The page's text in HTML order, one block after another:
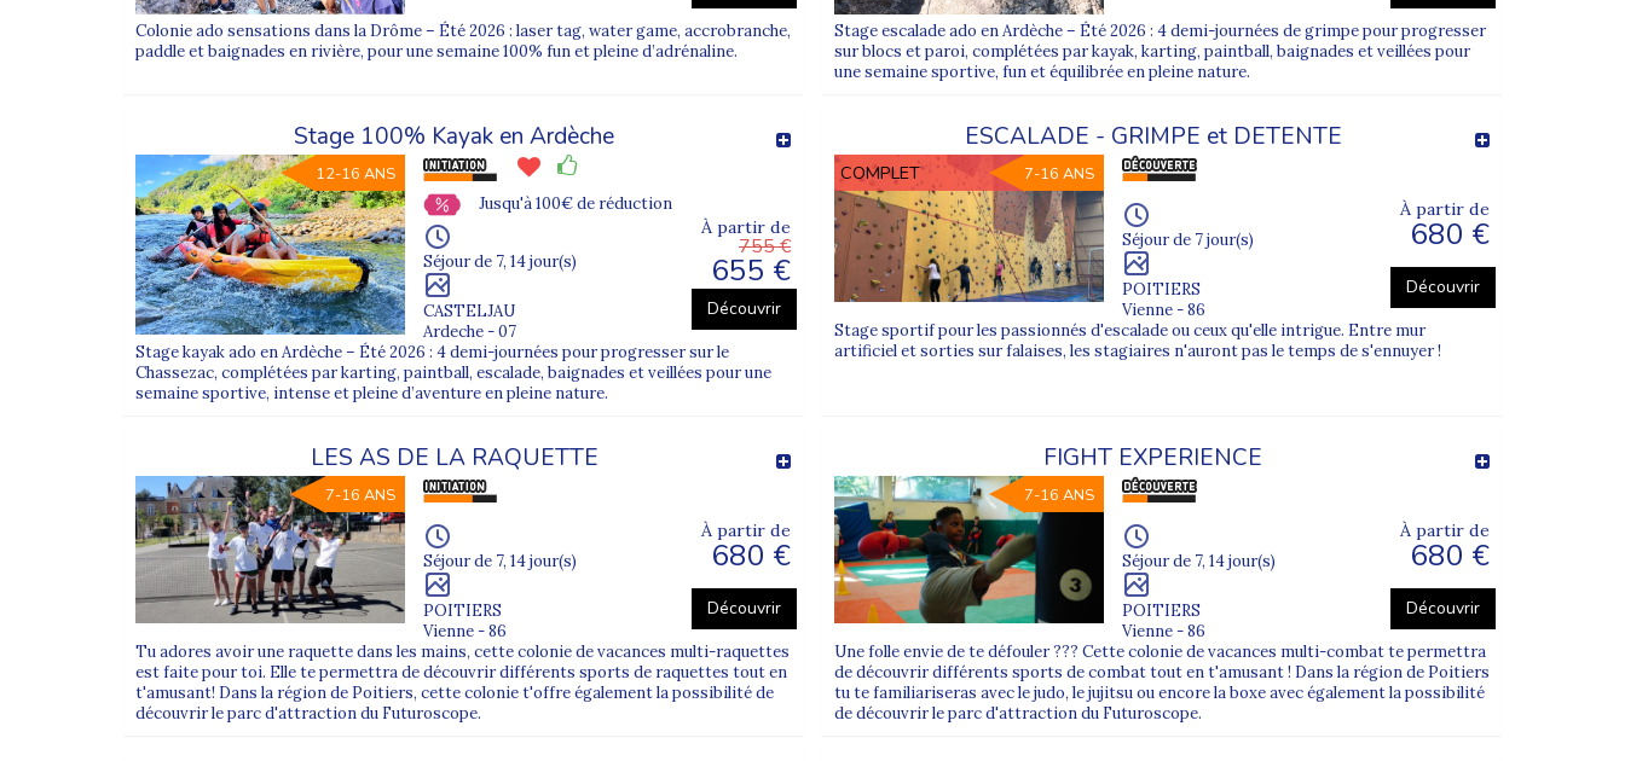
Des colonies adaptées à chaque âge
Les besoins d’un adolescent évoluent vite. Nos séjours sont organisés par tranches d’âge pour garantir cohésion de groupe et activités adaptées :
Colonie 17 ans
Des séjours toute l’année
Les colonies de vacances ados sont proposées à chaque période de vacances scolaires :
Été : sports outdoor, mer et sensations fortes
Hiver : sports de glisse et séjours montagne
Printemps / Toussaint : séjours courts et nouveaux horizons
Pour un séjour plus économique, consultez notre offre de colonies de vacances ado pas cher.
Encadrement et sécurité
Les équipes Supernova Juniors sont composées d’animateurs diplômés et expérimentés, formés à la gestion de groupes d’adolescents. Chaque séjour suit un protocole
strict pour assurer sécurité et bien-être.
La vigilance sur les activités à risque, la qualité des hébergements et la gestion des temps libres sont au cœur de notre organisation.
Découvrez tous noscamps et séjours pour adosdisponibles juste en dessous sur cette page.
Colonie ado sensations dans la Drôme – Été 2026 : laser tag, water game, accrobranche,
paddle et baignades en rivière, pour une semaine 100% fun et pleine d’adrénaline.
Stage escalade ado en Ardèche – Été 2026 : 4 demi-journées de grimpe pour progresser
sur blocs et paroi, complétées par kayak, karting, paintball, baignades et veillées pour
une semaine sportive, fun et équilibrée en pleine nature.
Stage 100% Kayak en Ardèche
12-16 ANS
Jusqu'à 100€ de réduction
Séjour de 7, 14 jour(s)
CASTELJAU
Ardeche - 07
À partir de
755 €
655 €
Découvrir
Stage kayak ado en Ardèche – Été 2026 : 4 demi-journées pour progresser sur le
Chassezac, complétées par karting, paintball, escalade, baignades et veillées pour une
semaine sportive, intense et pleine d’aventure en pleine nature.
ESCALADE - GRIMPE et DETENTE
COMPLET 7-16 ANS
Séjour de 7 jour(s)
POITIERS
Vienne - 86
À partir de
680 €
Découvrir
Stage sportif pour les passionnés d'escalade ou ceux qu'elle intrigue. Entre mur
artificiel et sorties sur falaises, les stagiaires n'auront pas le temps de s'ennuyer !
LES AS DE LA RAQUETTE
7-16 ANS
Séjour de 7, 14 jour(s)
POITIERS
Vienne - 86
À partir de
680 €
Découvrir
Tu adores avoir une raquette dans les mains, cette colonie de vacances multi-raquettes
est faite pour toi. Elle te permettra de découvrir différents sports de raquettes tout en
t'amusant! Dans la région de Poitiers, cette colonie t'offre également la possibilité de
découvrir le parc d'attraction du Futuroscope.
FIGHT EXPERIENCE
7-16 ANS
Séjour de 7, 14 jour(s)
POITIERS
Vienne - 86
À partir de
680 €
Découvrir
Une folle envie de te défouler ??? Cette colonie de vacances multi-combat te permettra
de découvrir différents sports de combat tout en t'amusant ! Dans la région de Poitiers
tu te familiariseras avec le judo, le jujitsu ou encore la boxe avec également la possibilité
de découvrir le parc d'attraction du Futuroscope.